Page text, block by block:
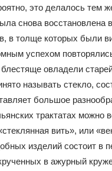
это делалось тем
снова восстановлена
в толще которых были
успехом
блестяще овладели
называть стекло,
большое
трактатах
вить», или
изделий состоит в
в ажурный